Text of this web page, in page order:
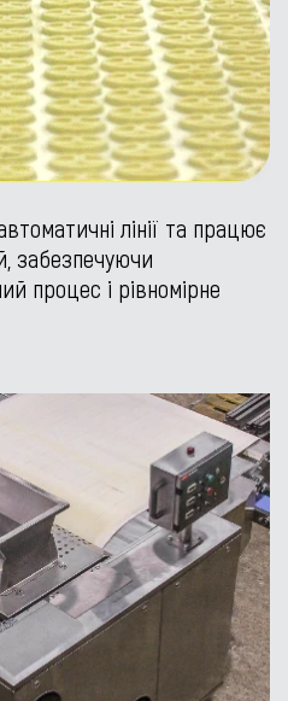
лінії та працює
забезпечуючи
процес і рівномірне